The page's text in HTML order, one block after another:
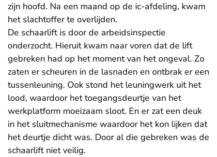
zijn hoofd. Na een maand op de ic-afdeling, kwam
het slachtoffer te overlijden.
De schaarlift is door de arbeidsinspectie
onderzocht. Hieruit kwam naar voren dat de lift
gebreken had op het moment van het ongeval. Zo
zaten er scheuren in de lasnaden en ontbrak er een
tussenleuning. Ook stond het leuningwerk uit het
lood, waardoor het toegangsdeurtje van het
werkplatform moeizaam sloot. En er zat een deuk
in het sluitmechanisme waardoor het kon lijken dat
het deurtje dicht was. Door al die gebreken was de
schaarlift niet veilig.